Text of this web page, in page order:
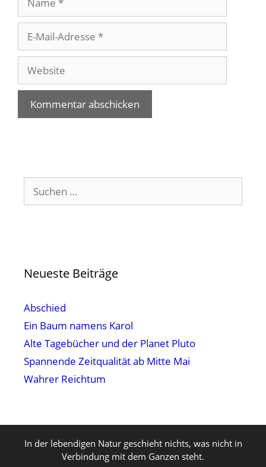
Mail-
Adresse
Website
Suchen
nach:
Neueste Beiträge
Abschied
Ein Baum namens Karol
Alte Tagebücher und der Planet Pluto
Spannende Zeitqualität ab Mitte Mai
Wahrer Reichtum
In der lebendigen Natur geschieht nichts, was nicht in
Verbindung mit dem Ganzen steht.